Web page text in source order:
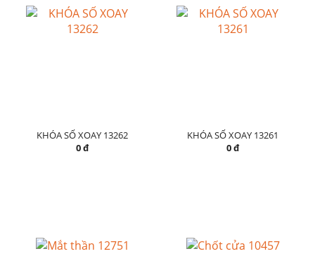
KHÓA SỐ XOAY 13262
0 đ
KHÓA SỐ XOAY 13261
0 đ